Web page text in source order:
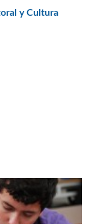
y Cultura